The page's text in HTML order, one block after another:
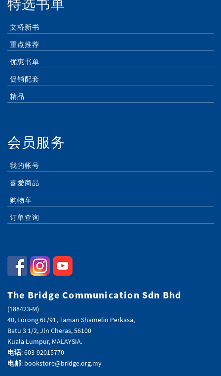
特选书单
文桥新书
重点推荐
优惠书单
促销配套
精品
会员服务
我的帐号
喜爱商品
购物车
订单查询
The Bridge Communication Sdn Bhd
(188423-M)
40, Lorong 6E/91, Taman Shamelin Perkasa,
Batu 3 1/2, Jln Cheras, 56100
Kuala Lumpur, MALAYSIA.
电话: 603-92015770
电邮: bookstore@bridge.org.my